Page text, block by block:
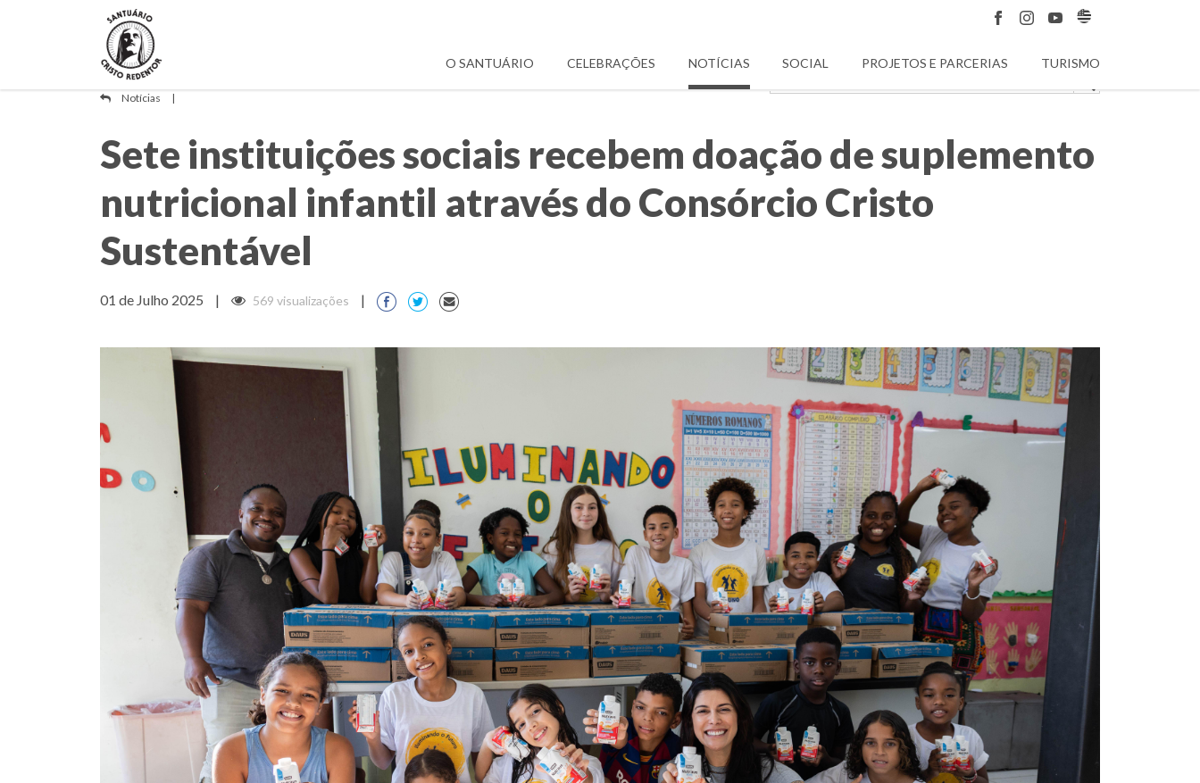
O SANTUÁRIO CELEBRAÇÕES NOTÍCIAS SOCIAL PROJETOS E PARCERIAS TURISMO
Notícias |
Sete instituições sociais recebem doação de suplemento
nutricional infantil através do Consórcio Cristo
Sustentável
01 de Julho 2025 | 569 visualizações |